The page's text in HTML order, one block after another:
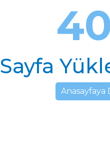
Sayfa
Anasayfaya